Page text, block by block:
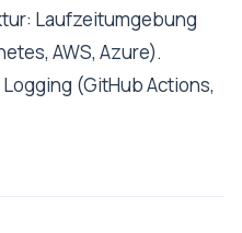
Laufzeitumgebung
AWS, Azure).
(GitHub Actions,